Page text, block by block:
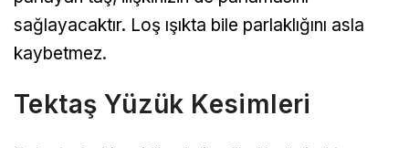
sağlayacaktır. Loş ışıkta bile parlaklığını asla
kaybetmez.
Tektaş Yüzük Kesimleri